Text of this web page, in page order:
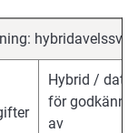
hybridavelssvin
Hybrid /
för
av